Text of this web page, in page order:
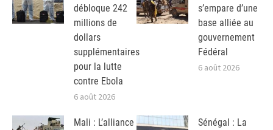
débloque 242
millions de
dollars
supplémentaires
pour la lutte
contre Ebola
6 août 2026
s’empare d’une
base alliée au
gouvernement
Fédéral
6 août 2026
Mali : L’alliance
Sénégal : La